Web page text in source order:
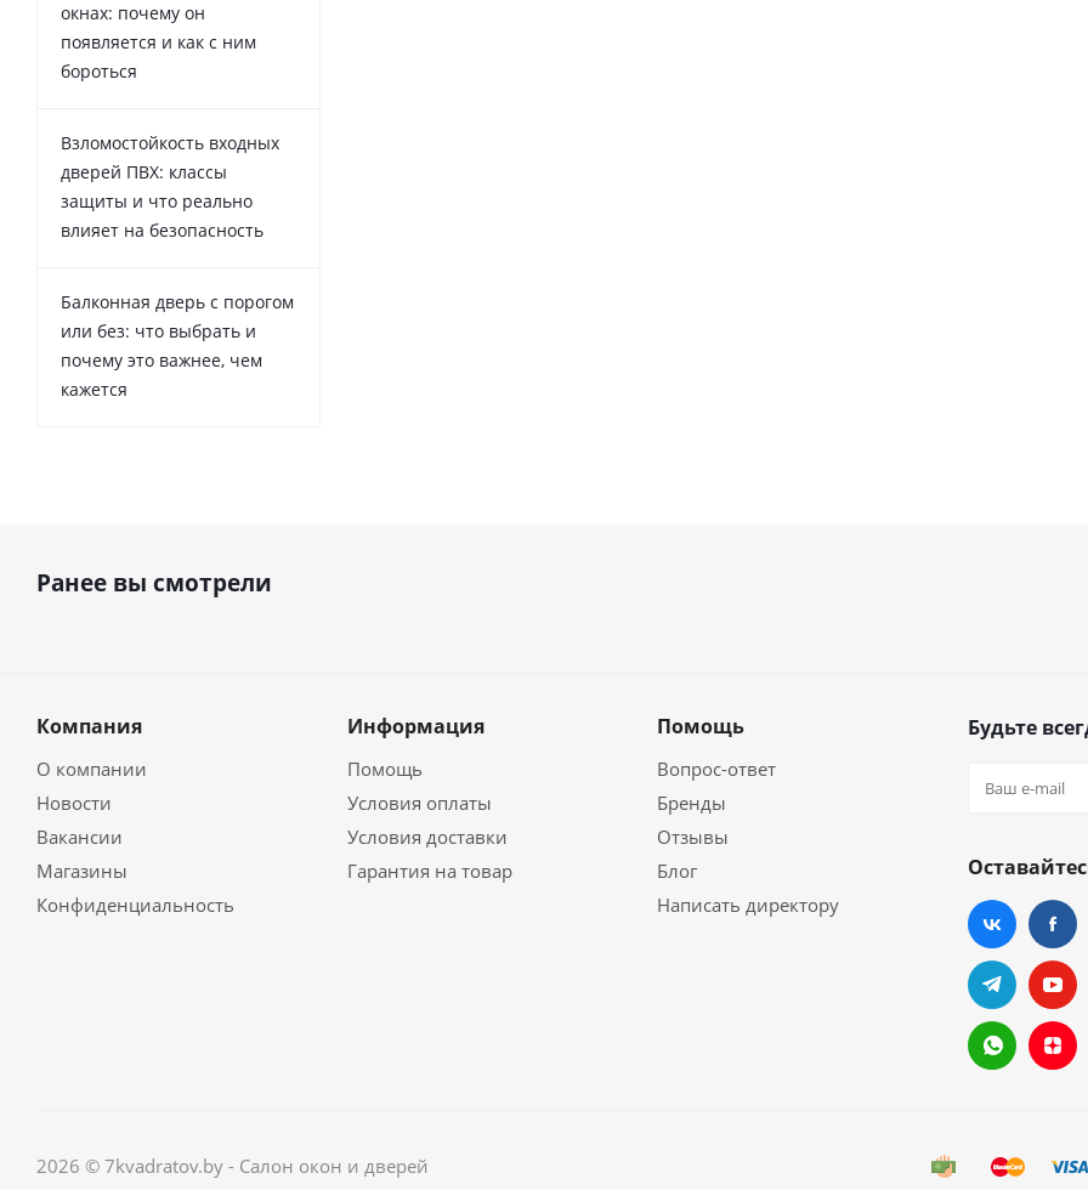
окнах: почему он
появляется и как с ним
бороться
Взломостойкость входных
дверей ПВХ: классы
защиты и что реально
влияет на безопасность
Балконная дверь с порогом
или без: что выбрать и
почему это важнее, чем
кажется
Ранее вы смотрели
Компания
О компании
Новости
Вакансии
Магазины
Конфиденциальность
Информация
Помощь
Условия оплаты
Условия доставки
Гарантия на товар
Помощь
Вопрос-ответ
Бренды
Отзывы
Блог
Написать директору
Будьте
2026 © 7kvadratov.by - Салон окон и дверей